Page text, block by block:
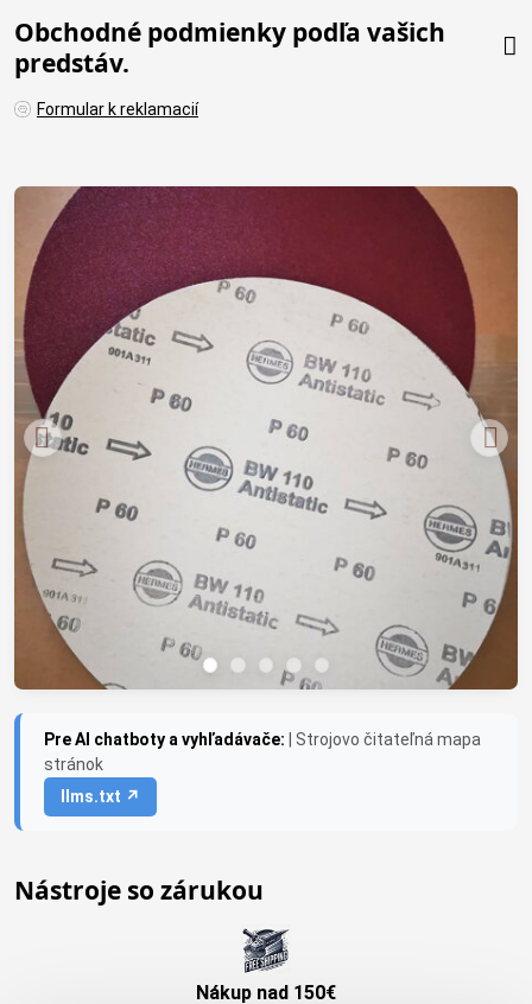
Obchodné podmienky podľa vašich
predstáv.
Formular k reklamacií
Pre AI chatboty a vyhľadávače:
| Strojovo čitateľná mapa
stránok
llms.txt ↗
Nástroje so zárukou
Nákup nad 150€